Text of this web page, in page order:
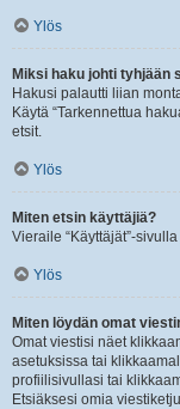
Ylös
Miksi haku johti tyhjään
Hakusi palautti liian
Käytä “Tarkennettua
etsit.
Ylös
Miten etsin käyttäjiä?
Vieraile “Käyttäjät”-
Ylös
Miten löydän omat
Omat viestisi näet
asetuksissa tai
profiilisivullasi tai
Etsiäksesi omia